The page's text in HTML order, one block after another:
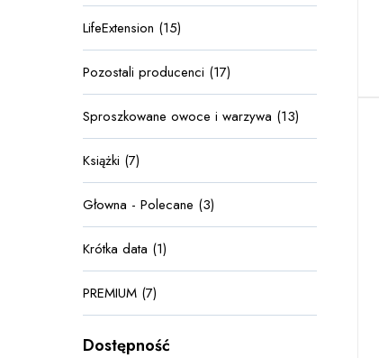
LifeExtension (15)
Pozostali producenci (17)
Sproszkowane owoce i warzywa (13)
Książki (7)
Głowna - Polecane (3)
Krótka data (1)
PREMIUM (7)
Dostępność